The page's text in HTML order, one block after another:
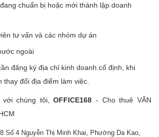
chuẩn bị hoặc mới thành lập doanh
tư vấn và các nhóm dự án
ngoài
đăng ký địa chỉ kinh doanh cố định, khi
thay đổi địa điểm làm việc.
với chúng tôi,OFFICE168 - Cho thuê VĂN
Số 4 Nguyễn Thị Minh Khai, Phường Da Kao,